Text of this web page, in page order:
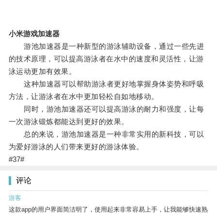
小米游戏加速器
游池加速器是一种新型的游泳辅助设备，通过一些先进
的技术原理，可以提高游泳者在水中的速度和灵活性，让游
泳运动更加有效果。
这种加速器可以帮助游泳者更好地掌握身体姿势和呼吸
方法，让游泳者在水中更加轻松自如地移动。
同时，游池加速器还可以提高游泳的耐力和强度，让每
一次游泳锻炼都能达到更好的效果。
总的来说，游池加速器是一种非常实用的新科技，可以
为爱好游泳的人们带来更好的游泳体验。
#37#
评论
游客
这款app的用户界面简洁明了，使用起来非常容易上手，让我能够快速熟